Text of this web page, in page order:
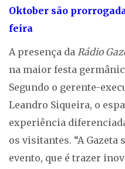
Oktober são
feira
A presença da Rádio
na maior festa
Segundo o gerente-
Leandro Siqueira, o
experiência
os visitantes. “A Gazeta
evento, que é trazer